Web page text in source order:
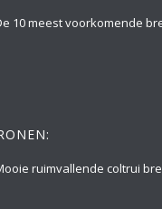
10 meest voorkomende
ruimvallende coltrui